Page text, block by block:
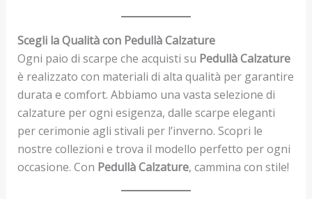
Scegli la Qualità con Pedullà Calzature
Ogni paio di scarpe che acquisti su Pedullà Calzature
è realizzato con materiali di alta qualità per garantire
durata e comfort. Abbiamo una vasta selezione di
calzature per ogni esigenza, dalle scarpe eleganti
per cerimonie agli stivali per l’inverno. Scopri le
nostre collezioni e trova il modello perfetto per ogni
occasione. Con Pedullà Calzature, cammina con stile!